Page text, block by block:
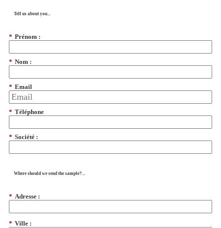
Tell us about you...
* Prénom :
* Nom :
* Email
* Téléphone
* Société :
Where should we send the sample?...
* Adresse :
* Ville :